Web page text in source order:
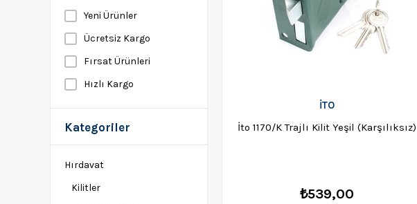
Yeni Ürünler
Ücretsiz Kargo
Fırsat Ürünleri
Hızlı Kargo
Kategoriler
Hırdavat
Kilitler
İTO
İto 1170/K Trajlı Kilit Yeşil (Karşılıksız)
₺539,00